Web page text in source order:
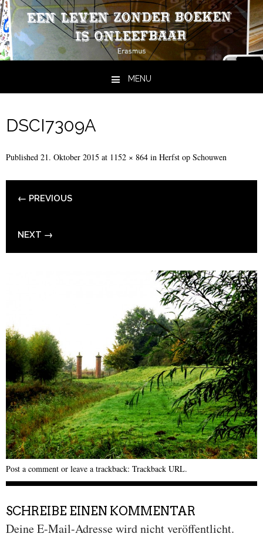
MENU
DSCI7309A
Published 21. Oktober 2015 at 1152 × 864 in Herfst op Schouwen
← PREVIOUS
NEXT →
Post a comment or leave a trackback: Trackback URL.
SCHREIBE EINEN KOMMENTAR
Deine E-Mail-Adresse wird nicht veröffentlicht.